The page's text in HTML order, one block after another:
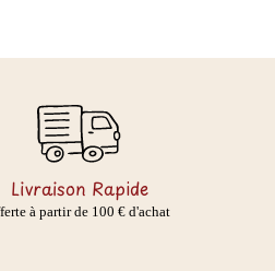
Livraison Rapide
à partir de 100 € d'achat